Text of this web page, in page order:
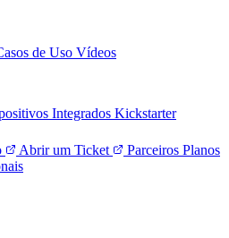
de Uso Vídeos
Integrados Kickstarter
Abrir um Ticket Parceiros Planos